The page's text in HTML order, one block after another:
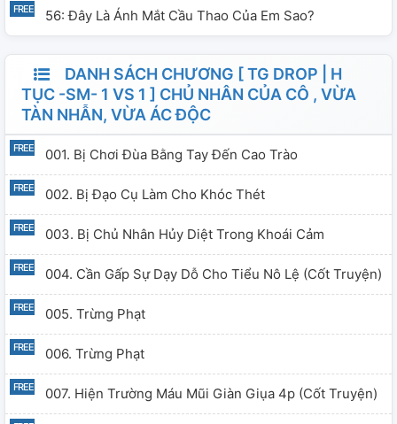
xuyên cho chủ nhân leo cây. Chủ nhân bắt đầu bất mãn,
và cô bắt đầu phải chịu những hậu quả thảm khốc. 1v1,
truyện thịt văn ngôn tình nhẹ nhàng, ngọt ngào. Nam
chính bá đạo, ngang ngược, chiếm hữu mạnh, phúc hắc,
độc ác, sống tùy hứng... Nữ chính bị hắn nắm thóp, từ
trên giường đến dưới giường, hoàn toàn không phải là
đối thủ. -------------------- 1v1, sau khi gặp nam chính,
nữ chính chỉ
56: Đây Là Ánh Mắt Cầu Thao Của Em Sao?
DANH SÁCH CHƯƠNG [ TG DROP | H
TỤC -SM- 1 VS 1 ] CHỦ NHÂN CỦA CÔ , VỪA
TÀN NHẪN, VỪA ÁC ĐỘC
001. Bị Chơi Đùa Bằng Tay Đến Cao Trào
002. Bị Đạo Cụ Làm Cho Khóc Thét
003. Bị Chủ Nhân Hủy Diệt Trong Khoái Cảm
004. Cần Gấp Sự Dạy Dỗ Cho Tiểu Nô Lệ (cốt Truyện)
005. Trừng Phạt
006. Trừng Phạt
007. Hiện Trường Máu Mũi Giàn Giụa 4p (cốt Truyện)